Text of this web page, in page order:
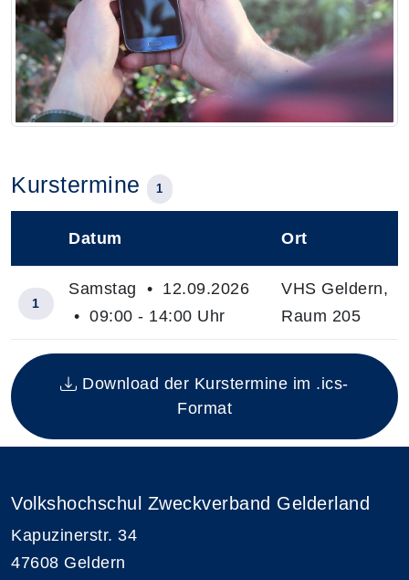
Kurstermine 1
Insgesamt gibt es 1 Termine zum diesen Kurs
Datum Ort
1
Samstag • 12.09.2026
• 09:00 - 14:00 Uhr
VHS Geldern,
Raum 205
Download der Kurstermine im .ics-
Format
Volkshochschul Zweckverband Gelderland
Kapuzinerstr. 34
47608 Geldern